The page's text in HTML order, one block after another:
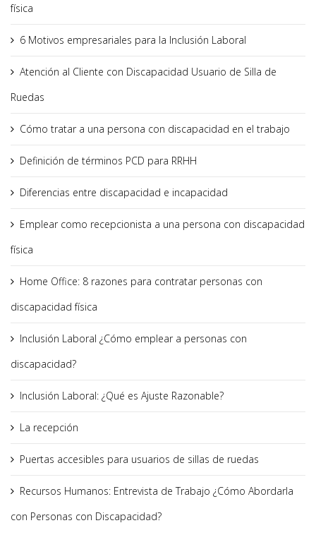
física
6 Motivos empresariales para la Inclusión Laboral
Atención al Cliente con Discapacidad Usuario de Silla de
Ruedas
Cómo tratar a una persona con discapacidad en el trabajo
Definición de términos PCD para RRHH
Diferencias entre discapacidad e incapacidad
Emplear como recepcionista a una persona con discapacidad
física
Home Office: 8 razones para contratar personas con
discapacidad física
Inclusión Laboral ¿Cómo emplear a personas con
discapacidad?
Inclusión Laboral: ¿Qué es Ajuste Razonable?
La recepción
Puertas accesibles para usuarios de sillas de ruedas
Recursos Humanos: Entrevista de Trabajo ¿Cómo Abordarla
con Personas con Discapacidad?